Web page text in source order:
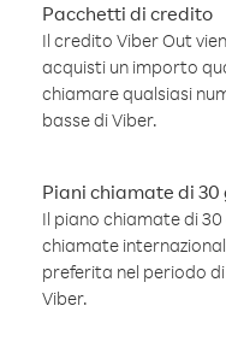
Pacchetti di credito
Il credito Viber Out
acquisti un importo
chiamare qualsiasi
basse di Viber.
Piani chiamate di 30
Il piano chiamate di
chiamate
preferita nel periodo
Viber.